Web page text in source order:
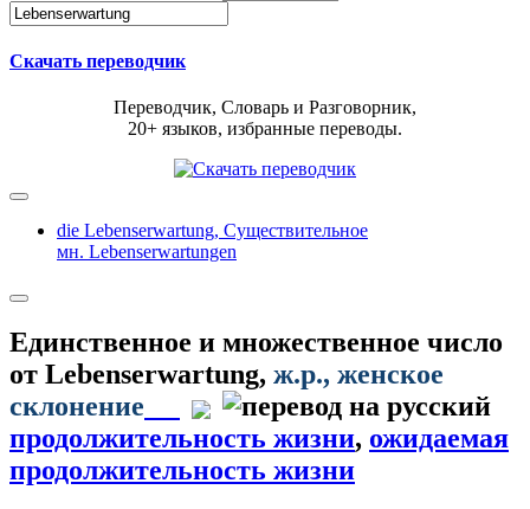
Скачать переводчик
Переводчик, Словарь и Разговорник,
20+ языков, избранные переводы.
die Lebenserwartung, Существительное
мн. Lebenserwartungen
Единственное и множественное число
от Lebenserwartung, ж.р., женское
склонение
продолжительность жизни, ожидаемая
продолжительность жизни